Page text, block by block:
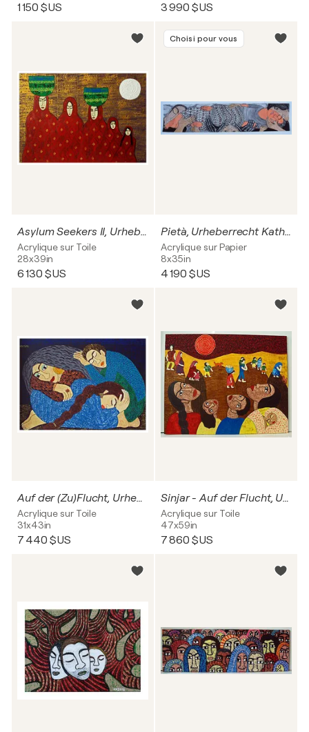
1 150 $US 3 990 $US
Asylum Seekers II, Urheberrecht Katharina Kretschmer
Acrylique sur Toile
28x39in
6 130 $US
Choisi pour vous
Pietà, Urheberrecht Katharina Kretschmer
Acrylique sur Papier
8x35in
4 190 $US
Auf der (Zu)Flucht, Urheberrecht Katharina Kretschmer
Acrylique sur Toile
31x43in
7 440 $US
Sinjar - Auf der Flucht, Urheberrecht Katharina Kretschmer
Acrylique sur Toile
47x59in
7 860 $US